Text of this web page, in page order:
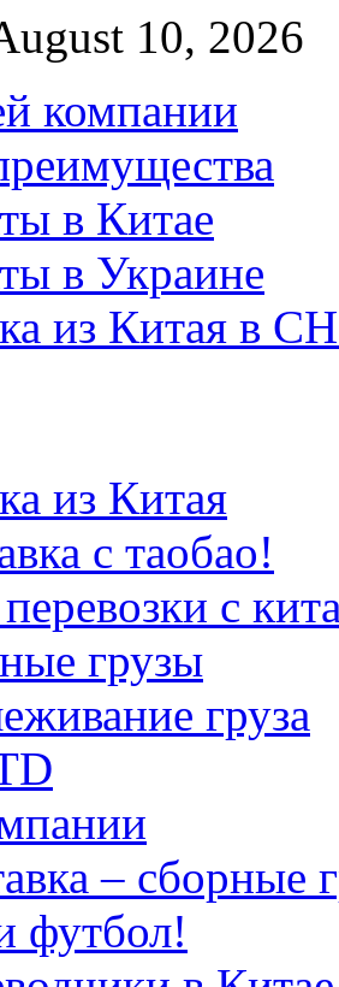
10, 2026
компании
в Китае
в Украине
из Китая в
из Китая
с таобао!
с
грузы
груза
– сборные
футбол!